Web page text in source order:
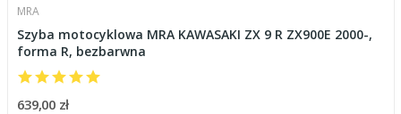
MRA
Szyba motocyklowa MRA KAWASAKI ZX 9 R ZX900E 2000-,
forma R, bezbarwna
639,00 zł